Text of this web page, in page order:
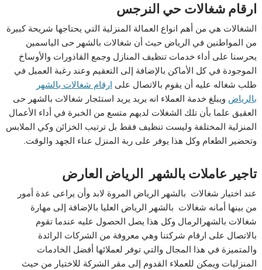
ارقام شغالات حي النرجس
الشغالات هي من أهم انواع العمالة المنزلية التي يحتاجها شريحة كبيرة
من المواطنين في الرياض حيث أن شغالات بالشهر حى الياسمين
يحرسنا على أداء خدمات تنظيف المنازل وجمع القاذورات والأوساخ
الموجودة في كل الأماكن بالإضافة إلى التعقيم وعند رغبة العميل في
طلب شغاله عليه أن يقوم بالاتصال على ارقام شغالات بالشهر
بالرياض ويبلغ خدمة العملاء انه يريد يريد استئجار شغالات بالشهر حى
العقيق علما بأن تلك الشغلات لديهم متسع من الخبرة في أداء الأعمال
المنزلية المختلفة وليست تنظيف فقط بل ترتيب الخزائن وكي الملابس
وتحضير الطعام وكل هذا يوفر على ربة المنزل عناء الجهد والوقت.
تاجير عاملات بالشهر الرياض العارض
عند اختيار شغالات بالشهر الرياض المروة لابد وأن يراعى عدة أمور
من بينها أمانه شغالات بالشهر الرياض العليا بالإضافة إلى مهارة
شغالات بالشهرالرمال وكل هذا يصل الحصول عليه عندما تقوم
بالاتصال على ارقام شركتنا وهي معروفة من الشركات الرائدة
والمتميزة في هذا المجال والتي توفر لعملائها أفضل الخادمات
المنزليات ويمكن للعملاء القدوم إلى مقر الشركة للاختيار من حيث